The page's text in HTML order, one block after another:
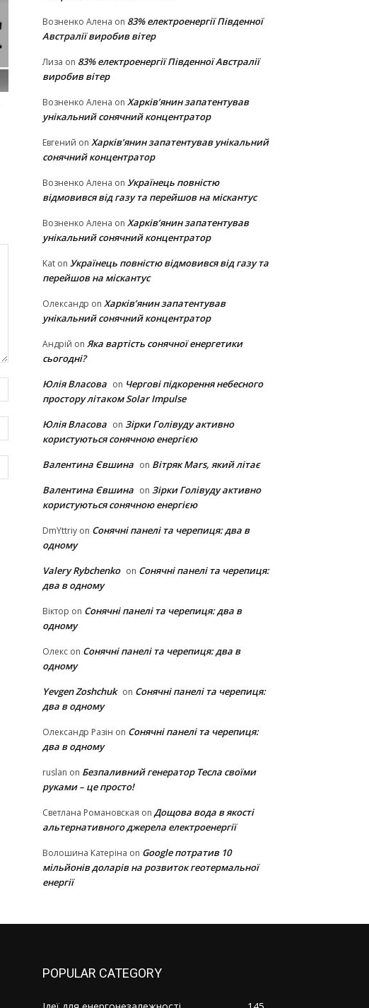
Website:
Возненко Алена on 83% електроенергії Південної
Австралії виробив вітер
Лиза on 83% електроенергії Південної Австралії
виробив вітер
Возненко Алена on Харків’янин запатентував
унікальний сонячний концентратор
Евгений on Харків’янин запатентував унікальний
сонячний концентратор
Возненко Алена on Українець повністю
відмовився від газу та перейшов на міскантус
Возненко Алена on Харків’янин запатентував
унікальний сонячний концентратор
Kat on Українець повністю відмовився від газу та
перейшов на міскантус
Олександр on Харків’янин запатентував
унікальний сонячний концентратор
Андрій on Яка вартість сонячної енергетики
сьогодні?
Юлія Власова on Чергові підкорення небесного
простору літаком Solar Impulse
Юлія Власова on Зірки Голівуду активно
користуються сонячною енергією
Валентина Євшина on Вітряк Mars, який літає
Валентина Євшина on Зірки Голівуду активно
користуються сонячною енергією
DmYttriy on Сонячні панелі та черепиця: два в
одному
Valery Rybchenko on Сонячні панелі та черепиця:
два в одному
Віктор on Сонячні панелі та черепиця: два в
одному
Олекс on Сонячні панелі та черепиця: два в
одному
Yevgen Zoshchuk on Сонячні панелі та черепиця:
два в одному
Олександр Разін on Сонячні панелі та черепиця:
два в одному
ruslan on Безпаливний генератор Тесла своїми
руками – це просто!
Светлана Романовская on Дощова вода в якості
альтернативного джерела електроенергії
Волошина Катеріна on Google потратив 10
мільйонів доларів на розвиток геотермальної
енергії
POPULAR CATEGORY